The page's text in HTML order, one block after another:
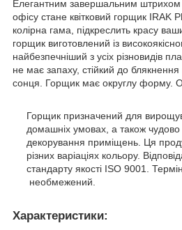
Елегантним завершальним
офісу стане квітковий горщик
колірна гама, підкреслить красу
горщик виготовлений із
найбезпечніший з усіх різновидів
не має запаху, стійкий до
сонця. Горщик має округлу форму.
Горщик призначений для
домашніх умовах, а також чудово
декорування приміщень. Ця
різних варіаціях кольору.
стандарту якості ISO 9001.
необмежений.
Характеристики: